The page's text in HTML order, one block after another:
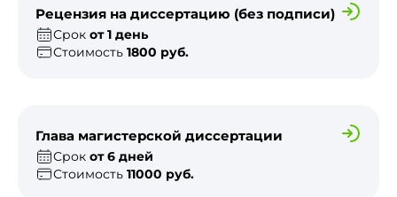
Рецензия на диссертацию (без подписи)
Срок от 1 день
Стоимость 1800 руб.
Глава магистерской диссертации
Срок от 6 дней
Стоимость 11000 руб.